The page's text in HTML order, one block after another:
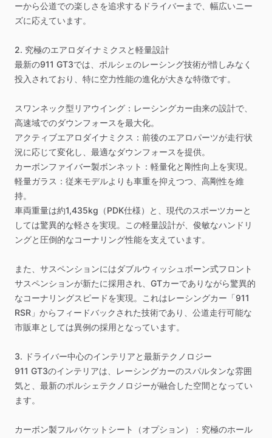
ーから公道での楽しさを追求するドライバーまで、幅広いニー
ズに応えています。
2. 究極のエアロダイナミクスと軽量設計
最新の911 GT3では、ポルシェのレーシング技術が惜しみなく
投入されており、特に空力性能の進化が大きな特徴です。
スワンネック型リアウイング：レーシングカー由来の設計で、
高速域でのダウンフォースを最大化。
アクティブエアロダイナミクス：前後のエアロパーツが走行状
況に応じて変化し、最適なダウンフォースを提供。
カーボンファイバー製ボンネット：軽量化と剛性向上を実現。
軽量ガラス：従来モデルよりも車重を抑えつつ、高剛性を維
持。
車両重量は約1,435kg（PDK仕様）と、現代のスポーツカーと
しては驚異的な軽さを実現。この軽量設計が、俊敏なハンドリ
ングと圧倒的なコーナリング性能を支えています。
また、サスペンションにはダブルウィッシュボーン式フロント
サスペンションが新たに採用され、GTカーでありながら驚異的
なコーナリングスピードを実現。これはレーシングカー「911
RSR」からフィードバックされた技術であり、公道走行可能な
市販車としては異例の採用となっています。
3. ドライバー中心のインテリアと最新テクノロジー
911 GT3のインテリアは、レーシングカーのスパルタンな雰囲
気と、最新のポルシェテクノロジーが融合した空間となってい
ます。
カーボン製フルバケットシート（オプション）：究極のホール